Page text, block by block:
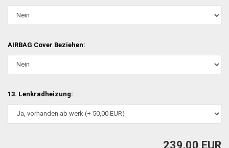
AIRBAG Cover Beziehen:
13. Lenkradheizung:
239,00 EUR